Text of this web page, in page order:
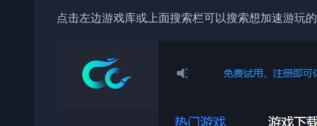
点击左边游戏库或上面搜索栏可以搜索想加速游玩